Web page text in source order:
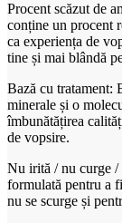
Procent scăzut de
conține un procent
ca experiența de
tine și mai blândă
Bază cu tratament:
minerale și o
îmbunătățirea
de vopsire.
Nu irită / nu curge /
formulată pentru a
nu se scurge și